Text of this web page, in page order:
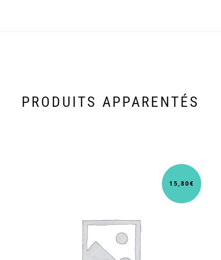
PRODUITS APPARENTÉS
15,80€